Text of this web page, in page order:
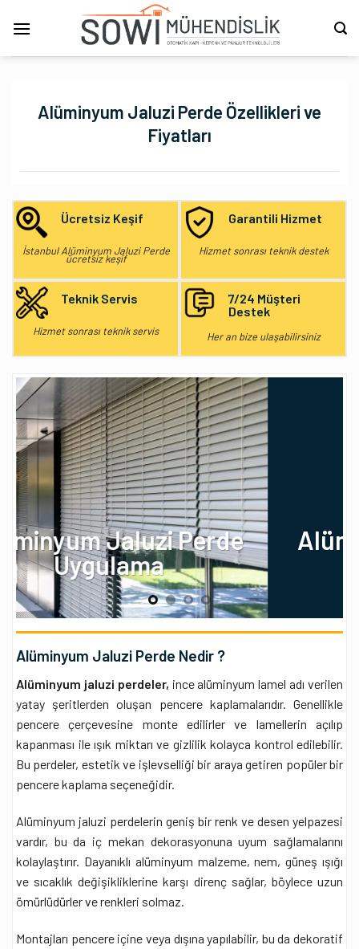
atla
Alüminyum Jaluzi Perde Özellikleri ve
Fiyatları
Ücretsiz Keşif
İstanbul Alüminyum Jaluzi Perde
ücretsiz keşif
Garantili Hizmet
Hizmet sonrası teknik destek
Teknik Servis
Hizmet sonrası teknik servis
7/24 Müşteri
Destek
Her an bize ulaşabilirsiniz
Alüminyum Jaluzi Perde
Uygulaması
Alüminyum Jaluzi Perde Nedir ?
Alüminyum jaluzi perdeler, ince alüminyum lamel adı verilen
yatay şeritlerden oluşan pencere kaplamalarıdır. Genellikle
pencere çerçevesine monte edilirler ve lamellerin açılıp
kapanması ile ışık miktarı ve gizlilik kolayca kontrol edilebilir.
Bu perdeler, estetik ve işlevselliği bir araya getiren popüler bir
pencere kaplama seçeneğidir.
Alüminyum jaluzi perdelerin geniş bir renk ve desen yelpazesi
vardır, bu da iç mekan dekorasyonuna uyum sağlamalarını
kolaylaştırır. Dayanıklı alüminyum malzeme, nem, güneş ışığı
ve sıcaklık değişikliklerine karşı direnç sağlar, böylece uzun
ömürlüdürler ve renkleri solmaz.
Montajları pencere içine veya dışına yapılabilir, bu da dekoratif